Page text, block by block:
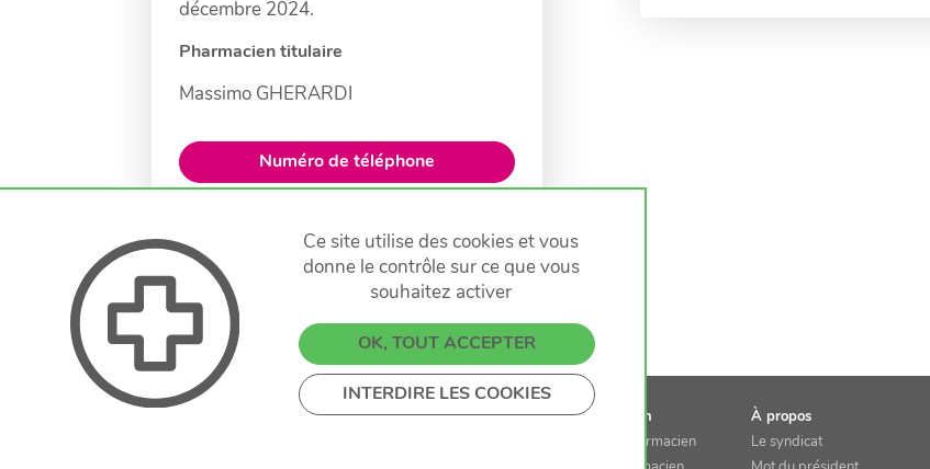
décembre 2024.
Pharmacien titulaire
Massimo GHERARDI
Numéro de téléphone
Itinéraire
Le pharmacien
Le rôle du pharmacien
À propos
Le syndicat
Ce site utilise des cookies et vous
donne le contrôle sur ce que vous
souhaitez activer
OK, TOUT ACCEPTER
INTERDIRE LES COOKIES